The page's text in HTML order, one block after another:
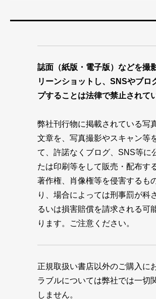
誌面（紙版・電子版）などを撮
リーンショットし、SNSやブロ
プすることは法律で禁止されて
弊社刊行物に掲載されている写
文章を、写真撮影やスキャン等
て、許諾なくブログ、SNS等に
たは印刷等をして販売・配布す
著作権、肖像権等を侵害するも
り、場合によっては刑事罰が科
るいは損害賠償を請求される可
ります。ご注意ください。
正規取扱い書店以外のご購入に
ラブルについては弊社では一切
しません。